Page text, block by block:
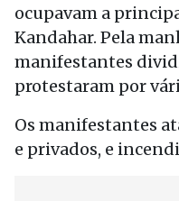
ocupavam a
Kandahar. Pela
manifestantes
protestaram por
Os manifestantes
e privados, e